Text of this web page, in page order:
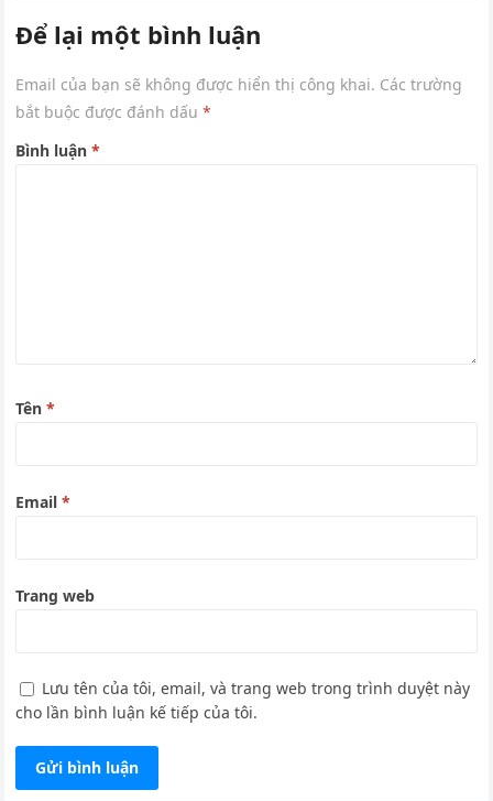
Để lại một bình luận
Email của bạn sẽ không được hiển thị công khai. Các trường
bắt buộc được đánh dấu*
Bình luận*
Tên*
Email*
Trang web
Lưu tên của tôi, email, và trang web trong trình duyệt này
cho lần bình luận kế tiếp của tôi.